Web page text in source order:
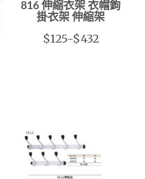
816 伸縮衣架 衣帽鉤
掛衣架 伸縮架
$125-$432